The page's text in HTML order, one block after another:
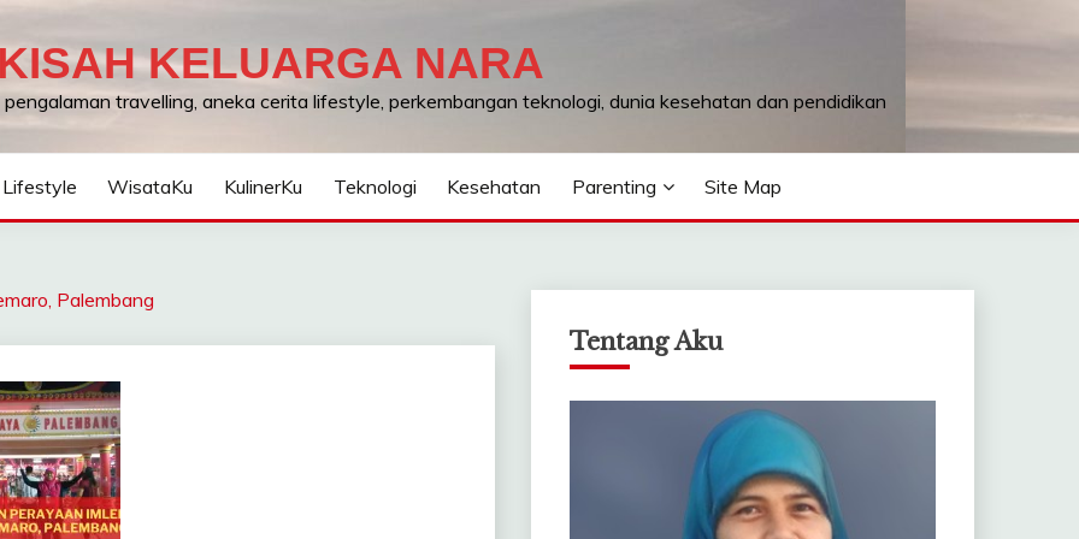
KISAH KELUARGA NARA
travelling, aneka cerita lifestyle, perkembangan teknologi, dunia kesehatan dan pendidikan
Lifestyle WisataKu KulinerKu Teknologi Kesehatan Parenting Site Map
Palembang
Tentang Aku